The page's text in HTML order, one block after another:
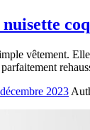
vêtement.
2023